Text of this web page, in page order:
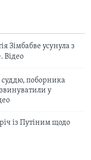
Зімбабве усунула з
Відео
поборника
звинуватили у
із Путіним щодо